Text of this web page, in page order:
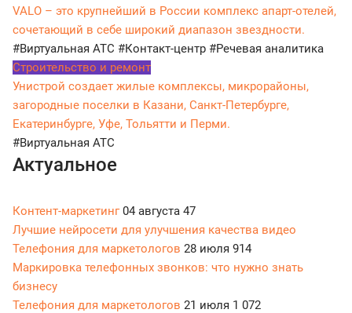
VALO – это крупнейший в России комплекс апарт-отелей,
сочетающий в себе широкий диапазон звездности.
#Виртуальная АТС #Контакт-центр #Речевая аналитика
Строительство и ремонт
Унистрой создает жилые комплексы, микрорайоны,
загородные поселки в Казани, Санкт-Петербурге,
Екатеринбурге, Уфе, Тольятти и Перми.
#Виртуальная АТС
Актуальное
Контент-маркетинг04 августа 47
Лучшие нейросети для улучшения качества видео
Телефония для маркетологов 28 июля 914
Маркировка телефонных звонков: что нужно знать
бизнесу
Телефония для маркетологов 21 июля 1 072